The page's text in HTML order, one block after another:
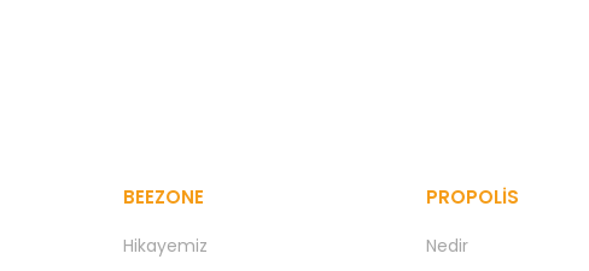
BEEZONE
Hikayemiz
PROPOLIS
Nedir